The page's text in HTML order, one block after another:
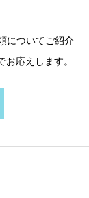
についてご紹介
応えします。